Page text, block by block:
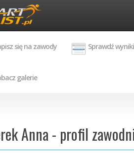
się na zawody Sprawdź wyniki
galerie
Anna - profil